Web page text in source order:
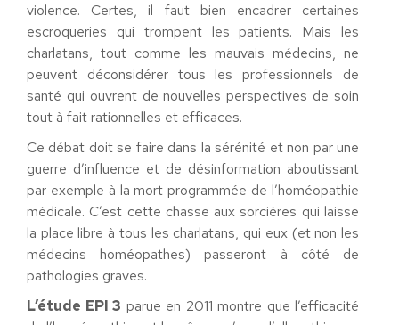
violence. Certes, il faut bien encadrer certaines
escroqueries qui trompent les patients. Mais les
charlatans, tout comme les mauvais médecins, ne
peuvent déconsidérer tous les professionnels de
santé qui ouvrent de nouvelles perspectives de soin
tout à fait rationnelles et efficaces.
Ce débat doit se faire dans la sérénité et non par une
guerre d’influence et de désinformation aboutissant
par exemple à la mort programmée de l’homéopathie
médicale. C’est cette chasse aux sorcières qui laisse
la place libre à tous les charlatans, qui eux (et non les
médecins homéopathes) passeront à côté de
pathologies graves.
L’étude EPI 3 parue en 2011 montre que l’efficacité